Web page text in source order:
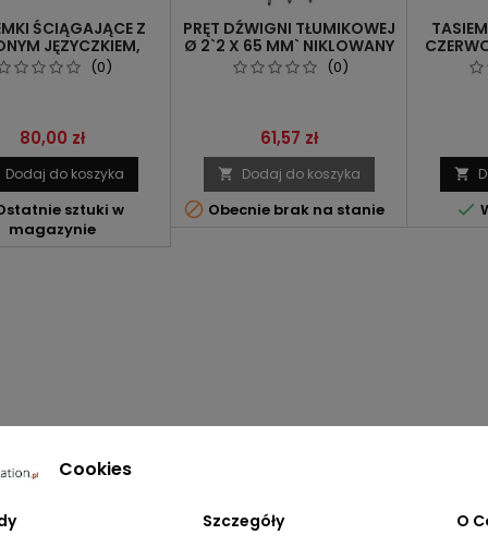
ŚCIĄGAJĄCE Z
JĘZYCZKIEM,
RENNER
(0)
Cena
80,00 zł
Dodaj do koszyka
sztuki w
magazynie
PRĘT DŹWIGNI TŁUMIKOWEJ
Ø 2`2 X 65 MM` NIKLOWANY
(0)
Cena
61,57 zł
 Dodaj do koszyka
 Obecnie brak na stanie


Cookies
Szczegóły O